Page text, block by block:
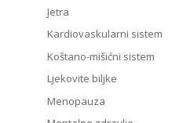
Jetra
Kardiovaskularni sistem
Koštano-mišićni sistem
Ljekovite biljke
Menopauza